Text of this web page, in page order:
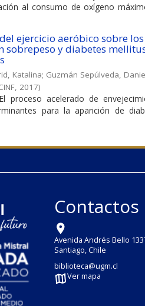
al consumo de oxígeno
ejercicio aeróbico sobre
sobrepeso y diabetes
Katalina; Guzmán Sepúlveda,
, 2017)
proceso acelerado de
para la aparición de
Contactos
Avenida Andrés Bello
Santiago, Chile
biblioteca@ugm.cl
Ver mapa